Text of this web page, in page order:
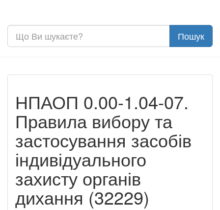
НПАОП 0.00-1.04-07.
Правила вибору та
застосування засобів
індивідуального
захисту органів
дихання (32229)